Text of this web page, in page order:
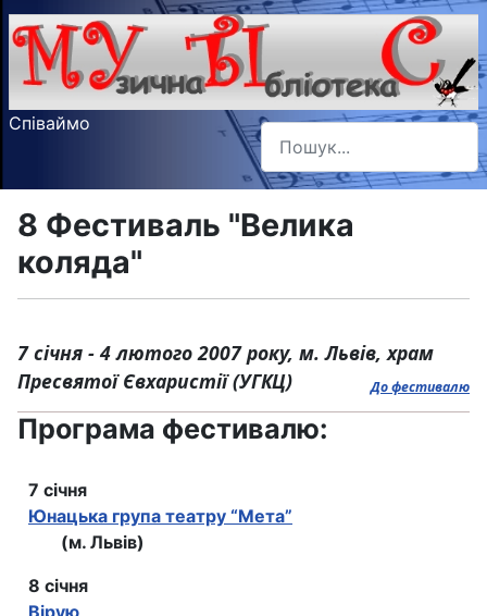
Співаймо Пошук
Type 2 or more characters
8 Фестиваль "Велика
коляда"
7 січня - 4 лютого 2007 року, м. Львів, храм
Пресвятої Євхаристії (УГКЦ)
До фестивалю
Програма фестивалю:
7 січня
Юнацька група театру “Мета”
(м. Львів)
8 січня
Вірую